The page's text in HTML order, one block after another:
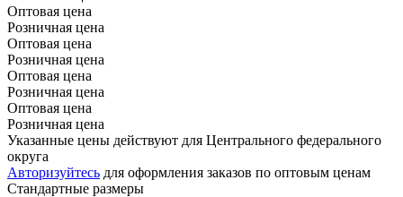
Оптовая цена
Розничная цена
Оптовая цена
Розничная цена
Оптовая цена
Розничная цена
Оптовая цена
Розничная цена
Указанные цены действуют для Центрального федерального
округа
Авторизуйтесь для оформления заказов по оптовым ценам
Стандартные размеры